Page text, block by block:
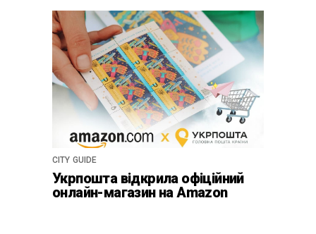
CITY GUIDE
Укрпошта відкрила офіційний
онлайн-магазин на Amazon